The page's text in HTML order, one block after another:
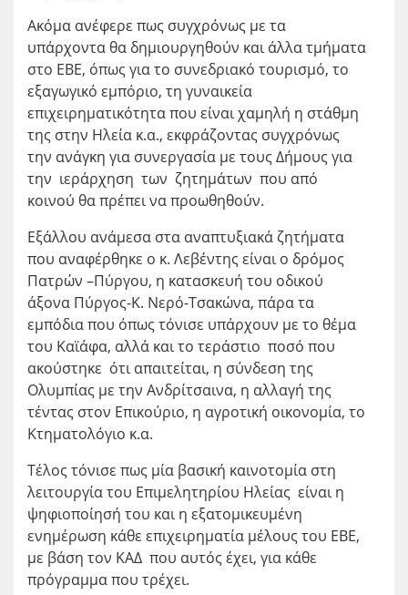
Ακόμα ανέφερε πως συγχρόνως με τα
υπάρχοντα θα δημιουργηθούν και άλλα τμήματα
στο ΕΒΕ, όπως για το συνεδριακό τουρισμό, το
εξαγωγικό εμπόριο, τη γυναικεία
επιχειρηματικότητα που είναι χαμηλή η στάθμη
της στην Ηλεία κ.α., εκφράζοντας συγχρόνως
την ανάγκη για συνεργασία με τους Δήμους για
την ιεράρχηση των ζητημάτων που από
κοινού θα πρέπει να προωθηθούν.
Εξάλλου ανάμεσα στα αναπτυξιακά ζητήματα
που αναφέρθηκε ο κ. Λεβέντης είναι ο δρόμος
Πατρών –Πύργου, η κατασκευή του οδικού
άξονα Πύργος-Κ. Νερό-Τσακώνα, πάρα τα
εμπόδια που όπως τόνισε υπάρχουν με το θέμα
του Καϊάφα, αλλά και το τεράστιο ποσό που
ακούστηκε ότι απαιτείται, η σύνδεση της
Ολυμπίας με την Ανδρίτσαινα, η αλλαγή της
τέντας στον Επικούριο, η αγροτική οικονομία, το
Κτηματολόγιο κ.α.
Τέλος τόνισε πως μία βασική καινοτομία στη
λειτουργία του Επιμελητηρίου Ηλείας είναι η
ψηφιοποίησή του και η εξατομικευμένη
ενημέρωση κάθε επιχειρηματία μέλους του ΕΒΕ,
με βάση τον ΚΑΔ που αυτός έχει, για κάθε
πρόγραμμα που τρέχει.